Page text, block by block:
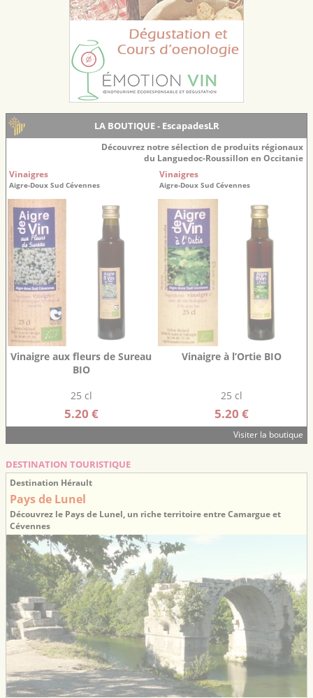
LA BOUTIQUE - EscapadesLR
Découvrez notre sélection de produits régionaux
du Languedoc-Roussillon en Occitanie
Vinaigres
Aigre-Doux Sud Cévennes
Vinaigre aux fleurs de Sureau
BIO
25 cl
5.20 €
Vinaigres
Aigre-Doux Sud Cévennes
Vinaigre à l’Ortie BIO
25 cl
5.20 €
Visiter la boutique
DESTINATION TOURISTIQUE
Destination Hérault
Pays de Lunel
Découvrez le Pays de Lunel, un riche territoire entre Camargue et
Cévennes